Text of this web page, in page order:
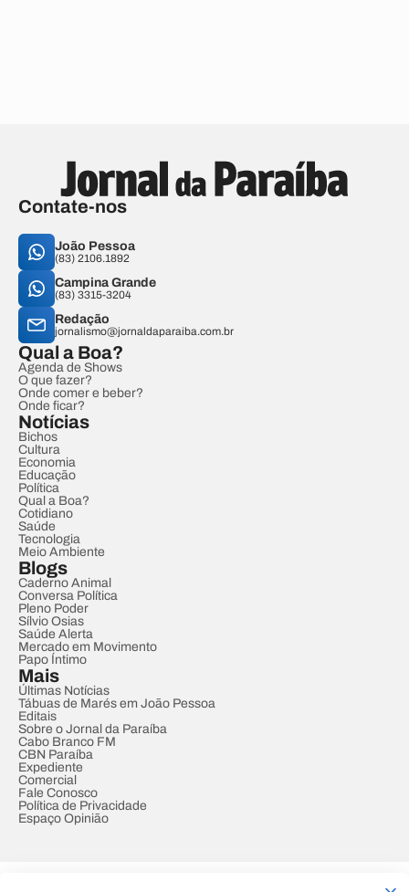
Contate-nos
João Pessoa
(83) 2106.1892
Campina Grande
(83) 3315-3204
Redação
jornalismo@jornaldaparaiba.com.br
Qual a Boa?
Agenda de Shows
O que fazer?
Onde comer e beber?
Onde ficar?
Notícias
Bichos
Cultura
Economia
Educação
Política
Qual a Boa?
Cotidiano
Saúde
Tecnologia
Meio Ambiente
Blogs
Caderno Animal
Conversa Política
Pleno Poder
Sílvio Osias
Saúde Alerta
Mercado em Movimento
Papo Íntimo
Mais
Últimas Notícias
Tábuas de Marés em João Pessoa
Editais
Sobre o Jornal da Paraíba
Cabo Branco FM
CBN Paraíba
Expediente
Comercial
Fale Conosco
Política de Privacidade
Espaço Opinião